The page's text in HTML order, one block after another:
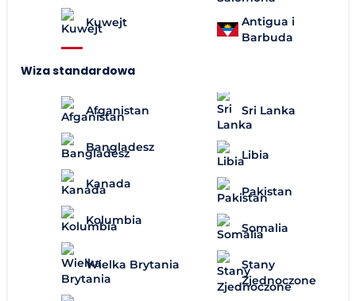
Kuwejt
Antigua i
Barbuda
Wiza standardowa
Afganistan
Bangladesz
Kanada
Kolumbia
Wielka Brytania
Sri Lanka
Libia
Pakistan
Somalia
Stany
Zjednoczone